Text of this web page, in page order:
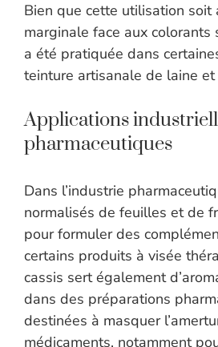
Bien que cette utilisation soit
marginale face aux colorants
a été pratiquée dans
teinture artisanale de laine et
Applications
pharmaceutiques
Dans l’industrie
normalisés de feuilles et de
pour formuler des
certains produits à visée
cassis sert également
dans des préparations
destinées à masquer
médicaments, notamment